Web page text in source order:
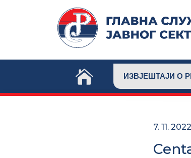
ИЗВЈЕШТАЈИ О
7. 11.